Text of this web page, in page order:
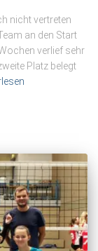
nicht vertreten
an den Start
verlief sehr
Platz belegt